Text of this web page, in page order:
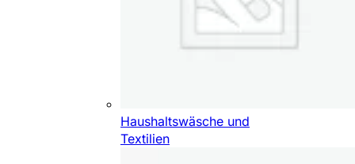
Haushaltswäsche und
Textilien